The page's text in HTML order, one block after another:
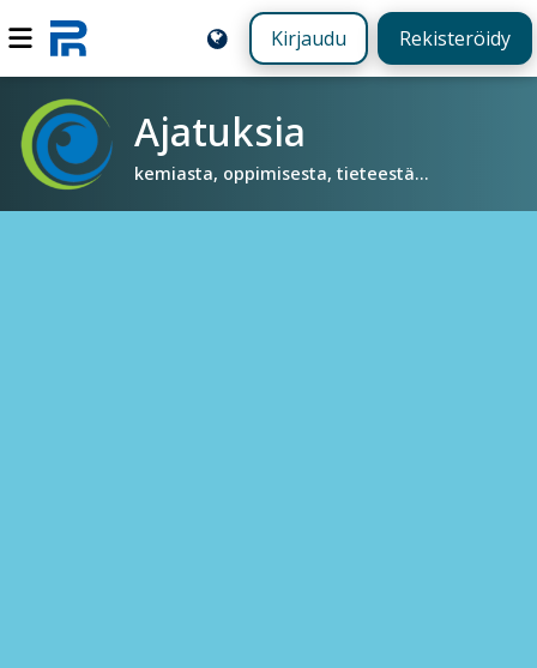
Kirjaudu Rekisteröidy
Ajatuksia
kemiasta, oppimisesta, tieteestä...